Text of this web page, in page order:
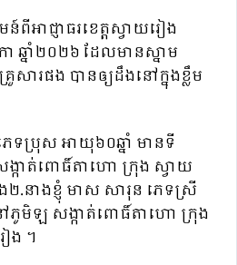
ពីអាជ្ញាធរខេត្តស្វាយរៀង
ឆ្នាំ២០២៦ ដែលមានស្នាម
រួសារផង បានឲ្យដឹងនៅក្នុងខ្លឹម
ទប្រុស អាយុ៦០ឆ្នាំ មានទី
កាត់ពោធិ៍តាហោ ក្រុង ស្វាយ
២.នាងខ្ញុំ មាស សារុន ភេទស្រី
ភូមិឡ សង្កាត់ពោធិ៍តាហោ ក្រុង
ង ។